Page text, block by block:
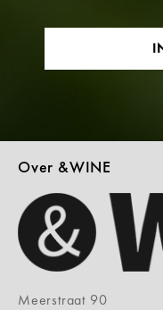
Over &WINE
Meerstraat 90